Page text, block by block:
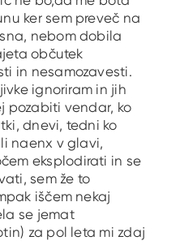
ker sem preveč na
nebom dobila
občutek
in nesamozavesti.
ignoriram in jih
pozabiti vendar, ko
dnevi, tedni ko
naenx v glavi,
eksplodirati in se
sem že to
iščem nekaj
se jemat
za pol leta mi zdaj